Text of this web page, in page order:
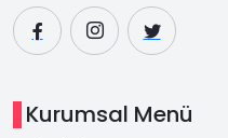
Kurumsal Menü